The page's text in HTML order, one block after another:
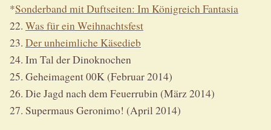
*Sonderband mit Duftseiten: Im Königreich Fantasia
22. Was für ein Weihnachtsfest
23. Der unheimliche Käsedieb
24. Im Tal der Dinoknochen
25. Geheimagent 00K (Februar 2014)
26. Die Jagd nach dem Feuerrubin (März 2014)
27. Supermaus Geronimo! (April 2014)